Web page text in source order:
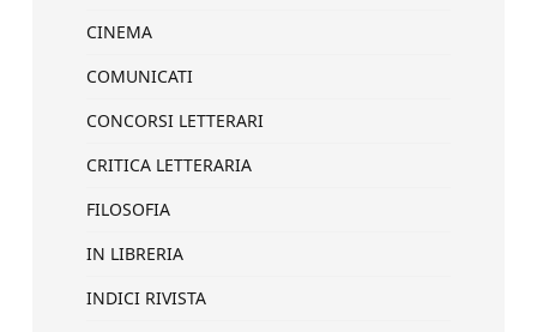
CINEMA
COMUNICATI
CONCORSI LETTERARI
CRITICA LETTERARIA
FILOSOFIA
IN LIBRERIA
INDICI RIVISTA